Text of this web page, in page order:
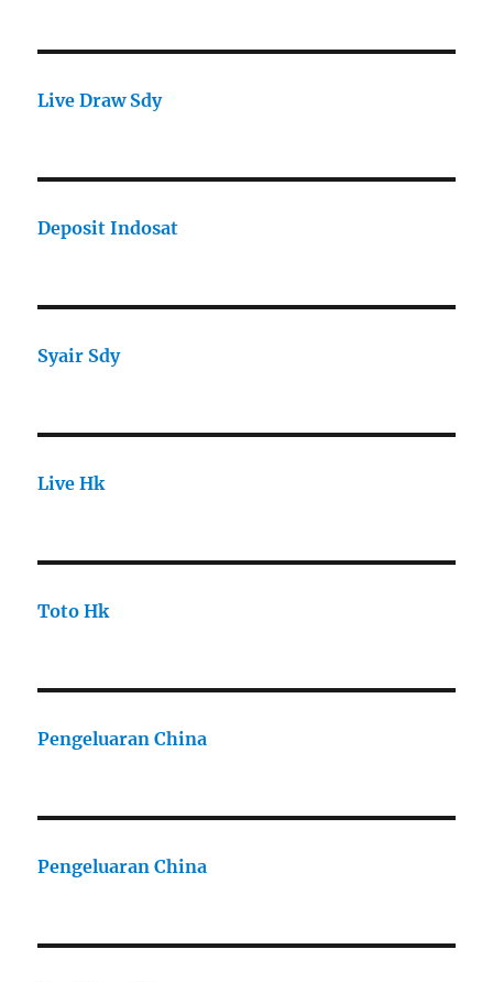
Live Draw Sdy
Deposit Indosat
Syair Sdy
Live Hk
Toto Hk
Pengeluaran China
Pengeluaran China